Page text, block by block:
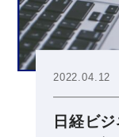
2022.04.12
日経ビ